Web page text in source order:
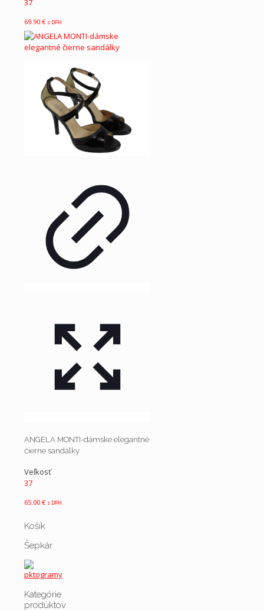
69.90 € s DPH
ANGELA MONTI-dámske elegantné
čierne sandálky
Veľkosť
37
65.00 € s DPH
Košík
Šepkár
Kategórie
produktov